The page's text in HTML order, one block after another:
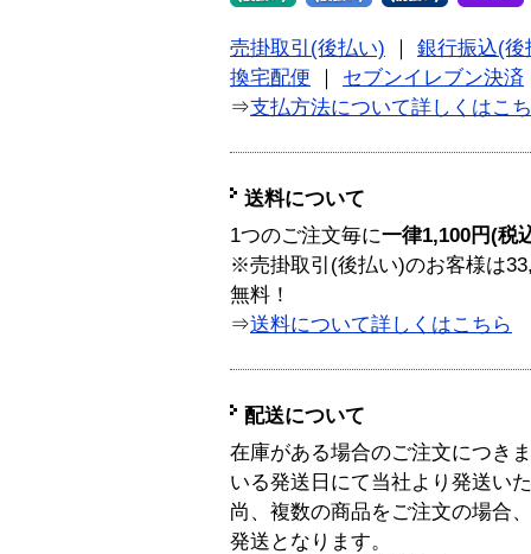
売掛取引(後払い)
銀行振込(後
換宅配便
セブンイレブン決済
⇒支払方法について詳しくはこ
送料について
1つのご注文毎に一律1,100円(税
※売掛取引(後払い)のお客様は
無料！
⇒送料について詳しくはこちら
配送について
在庫がある場合のご注文につき
いる発送日にて当社より発送い
尚、複数の商品をご注文の場合
発送となります。